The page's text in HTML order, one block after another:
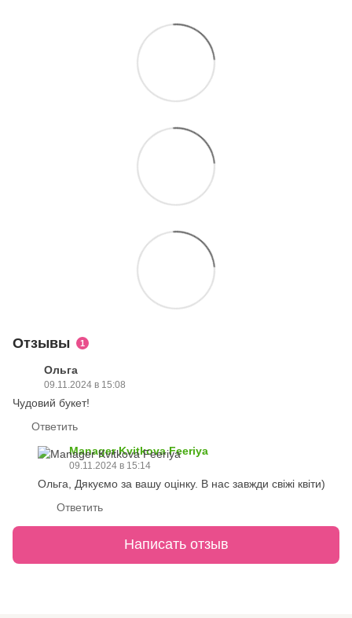
Отзывы 1
Ольга
09.11.2024 в 15:08
Чудовий букет!
Ответить
Manager Kvitkova Feeriya
09.11.2024 в 15:14
Ольга, Дякуємо за вашу оцінку. В нас завжди свіжі квіти)
Ответить
Написать отзыв